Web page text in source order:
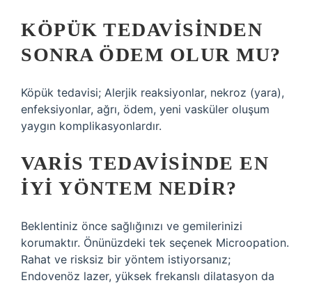
KÖPÜK TEDAVISINDEN
SONRA ÖDEM OLUR MU?
Köpük tedavisi; Alerjik reaksiyonlar, nekroz (yara),
enfeksiyonlar, ağrı, ödem, yeni vasküler oluşum
yaygın komplikasyonlardır.
VARIS TEDAVISINDE EN
IYI YÖNTEM NEDIR?
Beklentiniz önce sağlığınızı ve gemilerinizi
korumaktır. Önünüzdeki tek seçenek Microopation.
Rahat ve risksiz bir yöntem istiyorsanız;
Endovenöz lazer, yüksek frekanslı dilatasyon da